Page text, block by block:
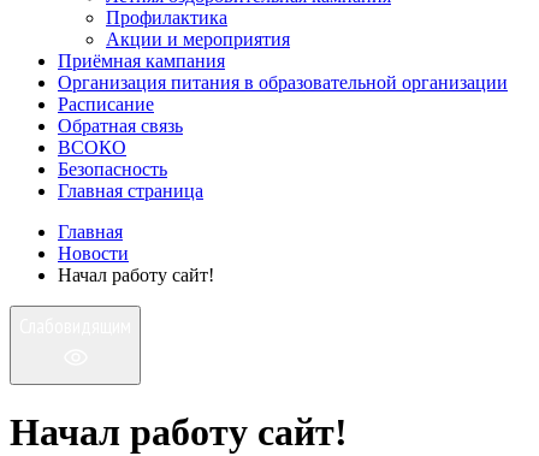
Профилактика
Акции и мероприятия
Приёмная кампания
Организация питания в образовательной организации
Расписание
Обратная связь
ВСОКО
Безопасность
Главная страница
Главная
Новости
Начал работу сайт!
Начал работу сайт!